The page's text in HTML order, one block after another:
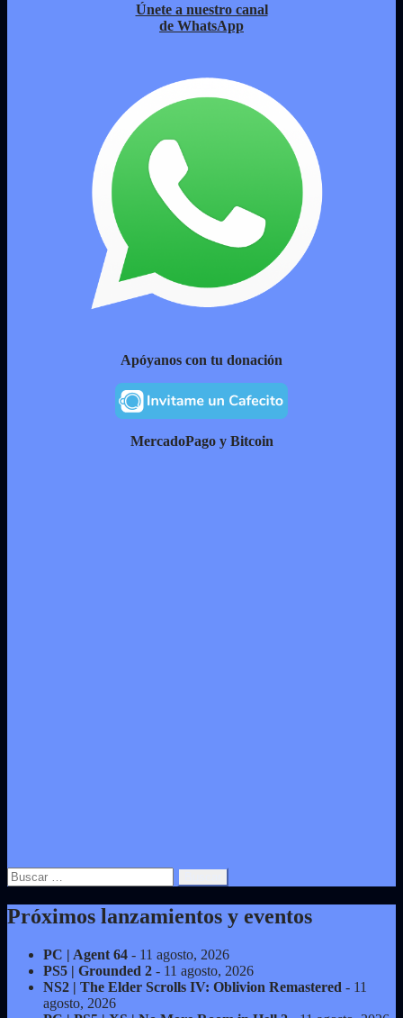
Únete a nuestro canal
de WhatsApp
Apóyanos con tu donación
MercadoPago y Bitcoin
Buscar:
Próximos lanzamientos y eventos
PC | Agent 64 - 11 agosto, 2026
PS5 | Grounded 2 - 11 agosto, 2026
NS2 | The Elder Scrolls IV: Oblivion Remastered - 11
agosto, 2026